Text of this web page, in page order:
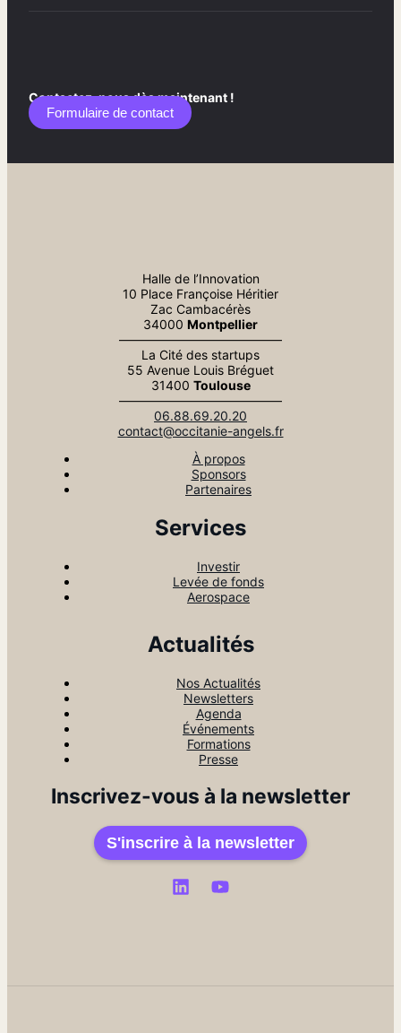
Contactez-nous dès maintenant !
Formulaire de contact​
Halle de l’Innovation
10 Place Françoise Héritier
Zac Cambacérès
34000 Montpellier
—————————————
La Cité des startups
55 Avenue Louis Bréguet
31400 Toulouse
—————————————
06.88.69.20.20
contact@occitanie-angels.fr
À propos
Sponsors
Partenaires
Services
Investir
Levée de fonds
Aerospace
Actualités
Nos Actualités
Newsletters
Agenda
Événements
Formations
Presse
Inscrivez-vous à la newsletter
S'inscrire à la newsletter